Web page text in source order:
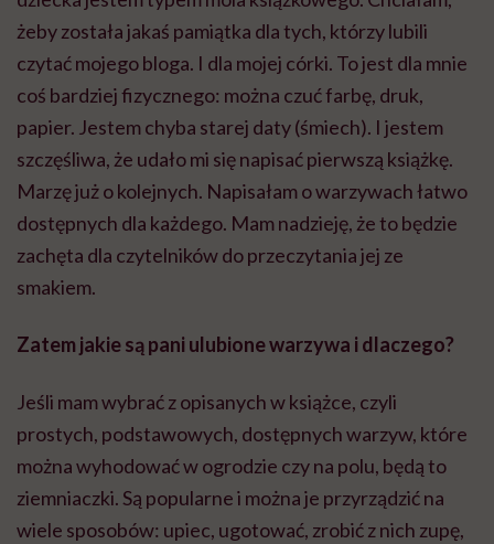
żeby została jakaś pamiątka dla tych, którzy lubili
czytać mojego bloga. I dla mojej córki. To jest dla mnie
coś bardziej fizycznego: można czuć farbę, druk,
papier. Jestem chyba starej daty (śmiech). I jestem
szczęśliwa, że udało mi się napisać pierwszą książkę.
Marzę już o kolejnych. Napisałam o warzywach łatwo
dostępnych dla każdego. Mam nadzieję, że to będzie
zachęta dla czytelników do przeczytania jej ze
smakiem.
Zatem jakie są pani ulubione warzywa i dlaczego?
Jeśli mam wybrać z opisanych w książce, czyli
prostych, podstawowych, dostępnych warzyw, które
można wyhodować w ogrodzie czy na polu, będą to
ziemniaczki. Są popularne i można je przyrządzić na
wiele sposobów: upiec, ugotować, zrobić z nich zupę,